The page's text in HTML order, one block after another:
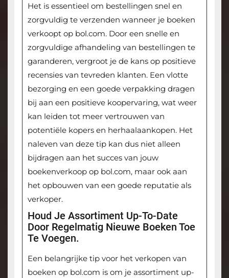
Het is essentieel om bestellingen snel en
zorgvuldig te verzenden wanneer je boeken
verkoopt op bol.com. Door een snelle en
zorgvuldige afhandeling van bestellingen te
garanderen, vergroot je de kans op positieve
recensies van tevreden klanten. Een vlotte
bezorging en een goede verpakking dragen
bij aan een positieve koopervaring, wat weer
kan leiden tot meer vertrouwen van
potentiële kopers en herhaalaankopen. Het
naleven van deze tip kan dus niet alleen
bijdragen aan het succes van jouw
boekenverkoop op bol.com, maar ook aan
het opbouwen van een goede reputatie als
verkoper.
Houd Je Assortiment Up-To-Date
Door Regelmatig Nieuwe Boeken Toe
Te Voegen.
Een belangrijke tip voor het verkopen van
boeken op bol.com is om je assortiment up-